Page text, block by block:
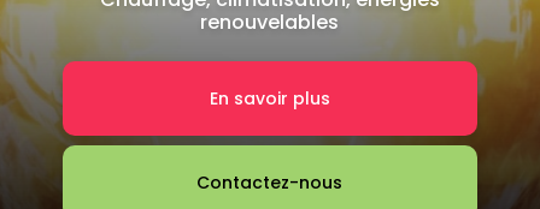
renouvelables
En savoir plus
Contactez-nous